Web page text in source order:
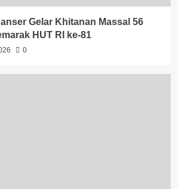
Gelar Khitanan Massal 56
HUT RI ke-81
0